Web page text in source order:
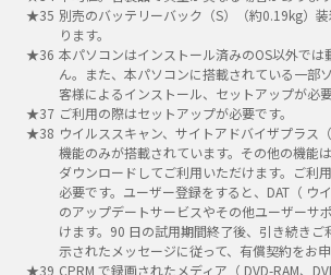
別売のバッテリーバック（S）（約0.19kg）
ります。
本パソコンはインストール済みのOS以外では
ん。また、本パソコンに搭載されている一部
客様によるインストール、セットアップが必
ご利用の際はセットアップが必要です。
ウイルススキャン、サイトアドバイザプラス
機能のみが搭載されています。その他の機能
ダウンロードしてご利用いただけます。ご利
必要です。ユーザー登録をすると、DAT（ ウ
のアップデートサービスやその他ユーザーサ
けます。90 日の試用期間終了後、引き続きご
示されたメッセージに従って、有償契約をお申
CPRM で録画されたメディア（ DVD-RAM、